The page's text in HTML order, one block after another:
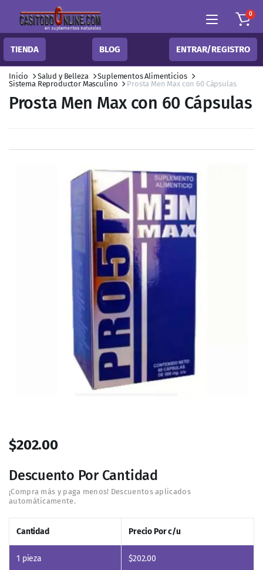
0
TIENDA BLOG ENTRAR/REGISTRO
Inicio Salud y Belleza
Suplementos Alimenticios
Sistema Reproductor Masculino
Prosta Men Max con 60 Cápsulas
Prosta Men Max con 60 Cápsulas
$202.00
Descuento Por Cantidad
Cantidad Precio Por c/u
1 pieza $202.00